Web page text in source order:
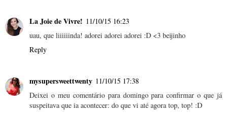
La Joie de Vivre! 11/10/15 16:23
uau, que liiiiiinda! adorei adorei adorei :D <3 beijinho
Reply
mysupersweettwenty 11/10/15 17:38
Deixei o meu comentário para domingo para confirmar o que já
suspeitava que ia acontecer: do que vi até agora top, top! :D